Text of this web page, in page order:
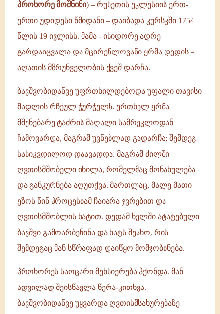
პროხორე მოშნინი) – რუსეთის ეკლესიის ერთ-
ერთი უდიდესი წმიდანი – დაიბადა კურსკში 1754
წლის 19 ივლისს. მამა - ისიდორე ადრე
გარდაიცვალა და მცირეწლოვანი ყრმა დედის –
აღათის მზრუნველობის ქვეშ დარჩა.
ბავშვობიდანვე უფრთხილდებოდა უფალი თავისი
მადლის რჩეულ ჭურჭელს. ერთხელ ყრმა
მშენებარე ტაძრის მაღალი სამრეკლოდან
ჩამოვარდა, მაგრამ უვნებლად გადარჩა; შემდეგ
სასიკვდილოდ დაავადდა, მაგრამ ძილში
ღვთისმშობელი იხილა, რომელმაც მონახულება
და განკურნება აღუთქვა. მართლაც, მალე მათი
ეზოს წინ პროცესიამ ჩაიარა ჯვრებით და
ღვთისმშობლის ხატით. დედამ ხელში ატატებული
ბავშვი გამოარბენინა და ხატს შეახო, რის
შემდეგაც მან სწრაფად დაიწყო მომჯობინება.
პროხორეს საოცარი მეხსიერება ჰქონდა. მან
ადვილად შეისწავლა წერა-კითხვა.
ბავშვობიდანვე უყვარდა ღვთისმსახურებაზე